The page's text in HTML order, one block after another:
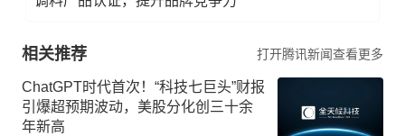
相关推荐 打开腾讯新闻查看更多
ChatGPT时代首次！“科技七巨头”财报
引爆超预期波动，美股分化创三十余
年新高